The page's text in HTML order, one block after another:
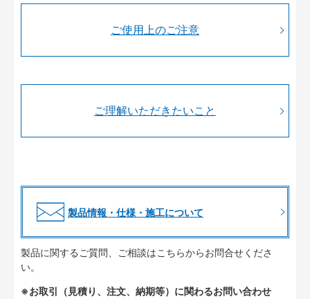
ご使用上のご注意
ご理解いただきたいこと
製品情報・仕様・施工について
製品に関するご質問、ご相談はこちらからお問合せくださ
い。
※お取引（見積り、注文、納期等）に関わるお問い合わせ